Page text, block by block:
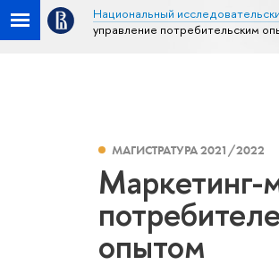
Национальный
управление потребительским
МАГИСТРАТУРА 2021/2022
опытом